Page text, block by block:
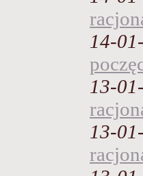
14-
13-
13-